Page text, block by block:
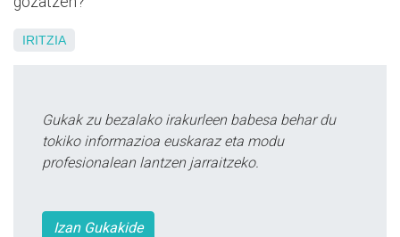
IRITZIA
Gukak zu bezalako irakurleen babesa behar du
tokiko informazioa euskaraz eta modu
profesionalean lantzen jarraitzeko.
Izan Gukakide